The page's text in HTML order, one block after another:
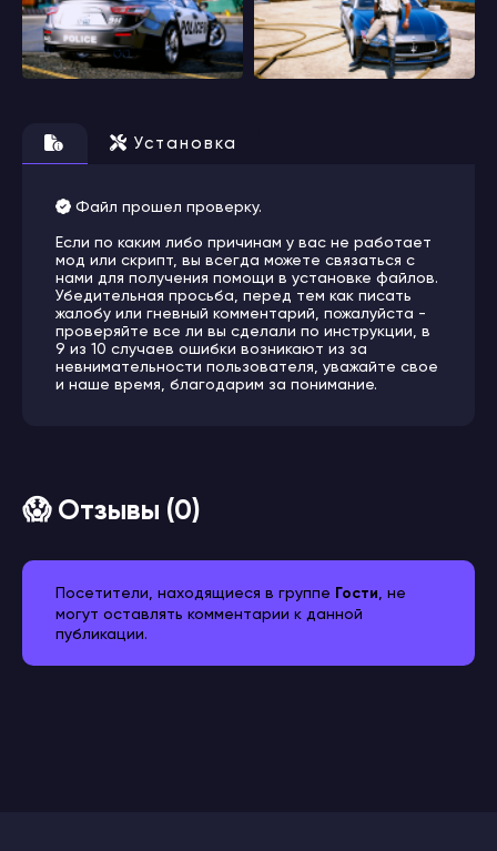
Установка
Файл прошел проверку.
Если по каким либо причинам у вас не работает
мод или скрипт, вы всегда можете связаться с
нами для получения помощи в установке файлов.
Убедительная просьба, перед тем как писать
жалобу или гневный комментарий, пожалуйста -
проверяйте все ли вы сделали по инструкции, в
9 из 10 случаев ошибки возникают из за
невнимательности пользователя, уважайте свое
и наше время, благодарим за понимание.
😱 Отзывы (0)
Посетители, находящиеся в группе Гости , не
могут оставлять комментарии к данной
публикации.